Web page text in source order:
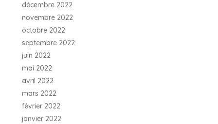
décembre 2022
novembre 2022
octobre 2022
septembre 2022
juin 2022
mai 2022
avril 2022
mars 2022
février 2022
janvier 2022